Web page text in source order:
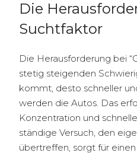
Die
Suchtfaktor
Die Herausforderung bei
stetig steigenden
kommt, desto schneller
werden die Autos. Das
Konzentration und
ständige Versuch, den
übertreffen, sorgt für